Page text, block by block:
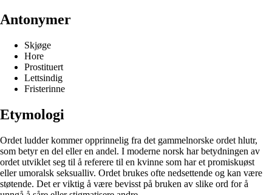
Antonymer
Skjøge
Hore
Prostituert
Lettsindig
Fristerinne
Etymologi
Ordet ludder kommer opprinnelig fra det gammelnorske ordet hlutr,
som betyr en del eller en andel. I moderne norsk har betydningen av
ordet utviklet seg til å referere til en kvinne som har et promiskuøst
eller umoralsk seksualliv. Ordet brukes ofte nedsettende og kan være
støtende. Det er viktig å være bevisst på bruken av slike ord for å